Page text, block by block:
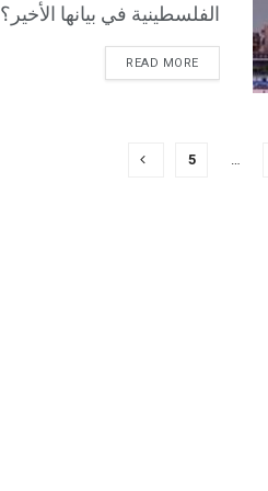
الفلسطينية في بيانها الأخير؟
READ MORE
5